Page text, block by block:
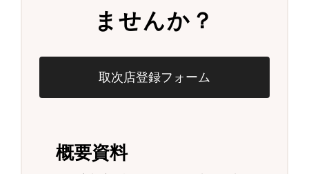
ませんか？
取次店登録フォーム
概要資料